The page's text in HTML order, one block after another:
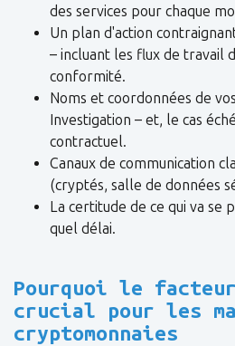
des services pour chaque
Un plan d'action
– incluant les flux de travail
conformité.
Noms et coordonnées de
Investigation – et, le cas
contractuel.
Canaux de communication
(cryptés, salle de données
La certitude de ce qui va se
quel délai.
Pourquoi le
crucial pour les
cryptomonnaies